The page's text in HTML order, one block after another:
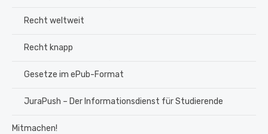
Recht weltweit
Recht knapp
Gesetze im ePub-Format
JuraPush – Der Informationsdienst für Studierende
Mitmachen!